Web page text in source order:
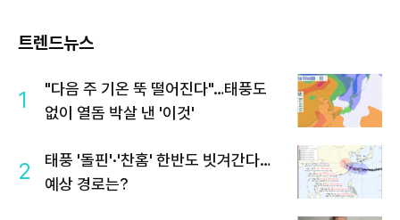
트렌드뉴스
1
"다음 주 기온 뚝 떨어진다"…태풍도
없이 열돔 박살 낸 '이것'
2
태풍 '돌핀'·'찬홈' 한반도 빗겨간다…
예상 경로는?